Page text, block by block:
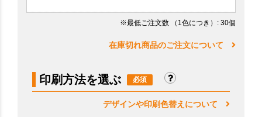
※最低ご注文数 （1色につき） : 30個
在庫切れ商品のご注文について
印刷方法を選ぶ
デザインや印刷色替えについて